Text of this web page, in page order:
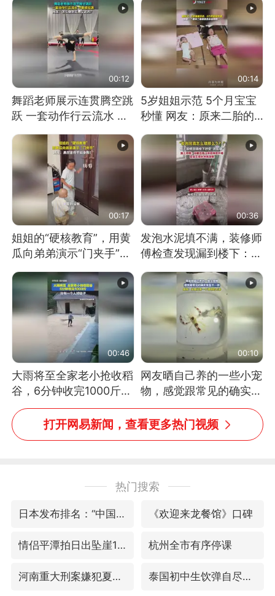
00:12
舞蹈老师展示连贯腾空跳
跃 一套动作行云流水 节
到又舞又武的？
00:14
5岁姐姐示范 5个月宝宝
秒懂 网友：原来二胎的
00:17
姐姐的“硬核教育”，用黄
瓜向弟弟演示“门夹手”，
教！
00:36
发泡水泥填不满，装修师
傅检查发现漏到楼下：出
00:46
大雨将至全家老小抢收稻
谷，6分钟收完1000斤，
没有一个人掉链子
00:10
网友晒自己养的一些小宠
物，感觉跟常见的确实有
些不一样
打开网易新闻，查看更多热门视频
热门搜索
日本发布排名：“中国第一，美日德韩英法居后” 《欢迎来龙餐馆》口碑
情侣平潭拍日出坠崖1死1伤 杭州全市有序停课
河南重大刑案嫌犯夏某钢落网 泰国初中生饮弹自尽前开了26枪